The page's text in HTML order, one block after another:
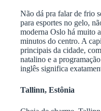
Não dá pra falar de frio
para esportes no gelo,
moderna Oslo há muito
minutos do centro. A
principais da cidade,
natalino e a
inglês significa
Tallinn, Estônia